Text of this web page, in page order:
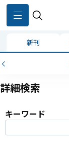
新刊
詳細検索
キーワード
859